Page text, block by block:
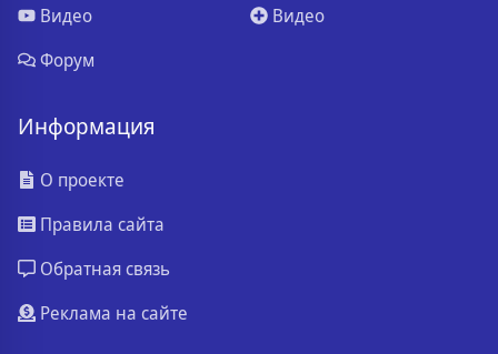
Видео
Форум
Видео
Информация
О проекте
Правила сайта
Обратная связь
Реклама на сайте